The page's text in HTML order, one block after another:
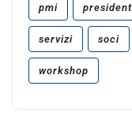
pmi
servizi soci
workshop